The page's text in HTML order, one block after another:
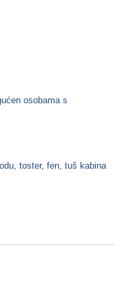
osobama s
toster, fen, tuš kabina